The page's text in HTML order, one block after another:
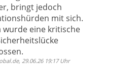
bringt jedoch
mit sich.
wurde eine kritische
29.06.26 19:17 Uhr